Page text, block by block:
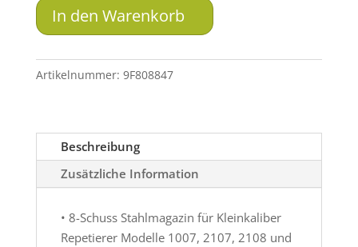
für
Modelle
/
2108
2112
KK-
In den Warenkorb
Artikelnummer: 9F808847
Beschreibung
Zusätzliche Information
• 8-Schuss Stahlmagazin für Kleinkaliber
Repetierer Modelle 1007, 2107, 2108 und